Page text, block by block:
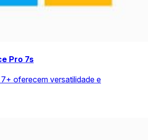
Pro 7s
oferecem versatilidade e